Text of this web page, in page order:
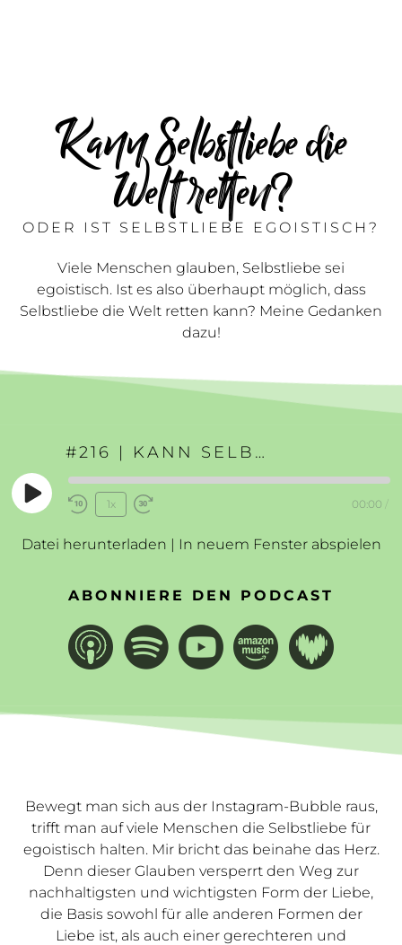
Kann Selbstliebe die
Welt retten?
ODER IST SELBSTLIEBE EGOISTISCH?
Viele Menschen glauben, Selbstliebe sei
egoistisch. Ist es also überhaupt möglich, dass
Selbstliebe die Welt retten kann? Meine Gedanken
dazu!
#216 | KANN SELBSTLIEBE DIE WELT RETTEN?
Play
EpisodeRewind
Seconds
1x
30
00:00 /
Datei herunterladen | In neuem Fenster abspielen
ABONNIERE DEN PODCAST
Bewegt man sich aus der Instagram-Bubble raus,
trifft man auf viele Menschen die Selbstliebe für
egoistisch halten. Mir bricht das beinahe das Herz.
Denn dieser Glauben versperrt den Weg zur
nachhaltigsten und wichtigsten Form der Liebe,
die Basis sowohl für alle anderen Formen der
Liebe ist, als auch einer gerechteren und